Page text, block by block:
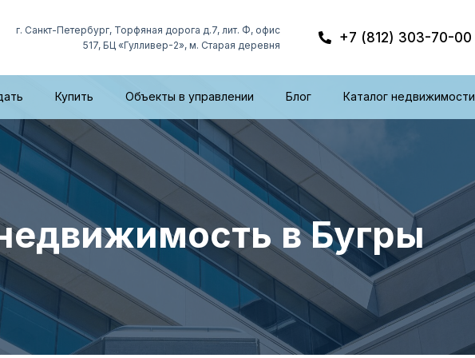
г. Санкт-Петербург, Торфяная дорога д.7, лит. Ф, офис
517, БЦ «Гулливер-2», м. Старая деревня
+7 (812) 303-70-00
Купить Объекты в управлении Блог Каталог недвижимости
в Бугры